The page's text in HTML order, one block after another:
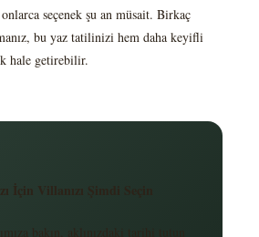
seçenek şu an müsait. Birkaç
bu yaz tatilinizi hem daha keyifli
hale getirebilir.
İçin Villanızı Şimdi Seçin
bakın, aklınızdaki tarihi tutun